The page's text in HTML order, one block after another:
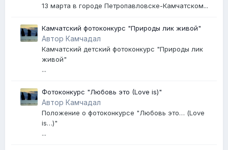
13 марта в городе Петропавловске-Камчатском...
Камчатский фотоконкурс "Природы лик живой"
Автор Камчадал
Камчатский детский фотоконкурс "Природы лик
живой"
...
Фотоконкурс "Любовь это (Love is)"
Автор Камчадал
Положение о фотоконкурсе "Любовь это… (Love
is…)"
...